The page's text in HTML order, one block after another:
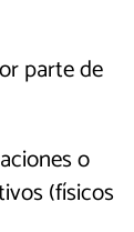
parte de
o
(físicos